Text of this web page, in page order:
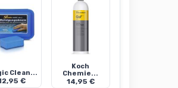
Clean...
€
Koch
Chemie...
14,95 €